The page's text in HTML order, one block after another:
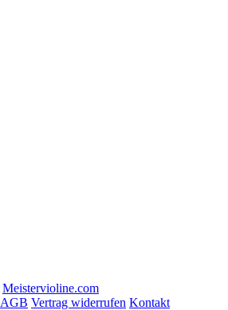
Meistervioline.com
AGB Vertrag widerrufen Kontakt